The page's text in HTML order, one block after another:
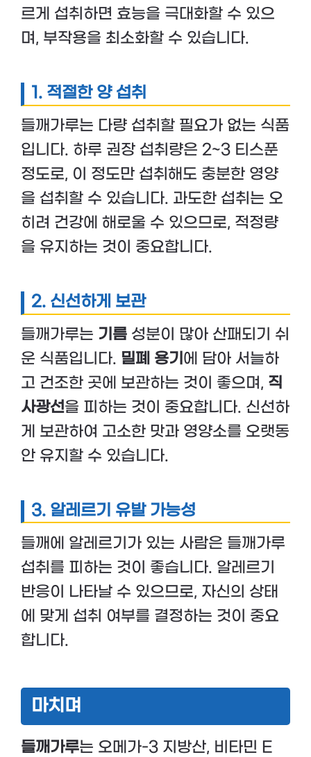
르게 섭취하면 효능을 극대화할 수 있으
며, 부작용을 최소화할 수 있습니다.
1. 적절한 양 섭취
들깨가루는 다량 섭취할 필요가 없는 식품
입니다. 하루 권장 섭취량은 2~3 티스푼
정도로, 이 정도만 섭취해도 충분한 영양
을 섭취할 수 있습니다. 과도한 섭취는 오
히려 건강에 해로울 수 있으므로, 적정량
을 유지하는 것이 중요합니다.
2. 신선하게 보관
들깨가루는 기름 성분이 많아 산패되기 쉬
운 식품입니다. 밀폐 용기 에 담아 서늘하
고 건조한 곳에 보관하는 것이 좋으며, 직
사광선을 피하는 것이 중요합니다. 신선하
게 보관하여 고소한 맛과 영양소를 오랫동
안 유지할 수 있습니다.
3. 알레르기 유발 가능성
들깨에 알레르기가 있는 사람은 들깨가루
섭취를 피하는 것이 좋습니다. 알레르기
반응이 나타날 수 있으므로, 자신의 상태
에 맞게 섭취 여부를 결정하는 것이 중요
합니다.
마치며
들깨가루는 오메가-3 지방산, 비타민 E